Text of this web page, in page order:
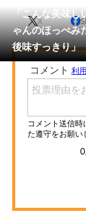
会員記事
メディア
注目記事を集め
ITの今と未来を
スマホと通信の
進化するPCと
「こんな美味
ゃんのほっぺみ
後味すっきり」
X